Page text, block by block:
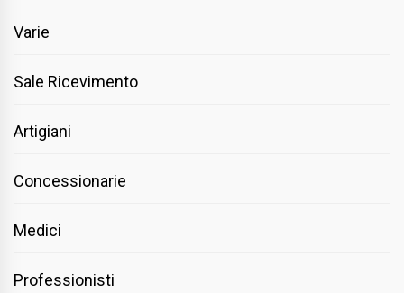
Varie
Sale Ricevimento
Artigiani
Concessionarie
Medici
Professionisti